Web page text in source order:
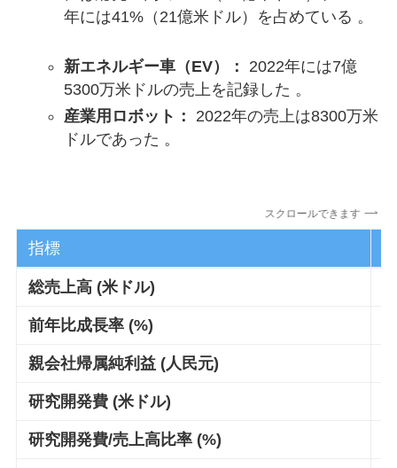
年には41%（21億米ドル）を占めている 。
新エネルギー車（EV）：
2022年には7億
5300万米ドルの売上を記録した 。
産業用ロボット：
2022年の売上は8300万米
ドルであった 。
スクロールできます
指標
総売上高 (米ドル)
前年比成長率 (%)
親会社帰属純利益 (人民元)
研究開発費 (米ドル)
研究開発費/売上高比率 (%)